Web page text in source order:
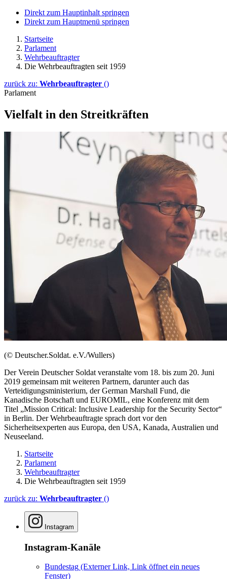
Direkt zum Hauptinhalt springen
Direkt zum Hauptmenü springen
Startseite
Parlament
Wehrbeauftragter
Die Wehrbeauftragten seit 1959
zurück zu: Wehrbeauftragter ()
Parlament
Vielfalt in den Streitkräften
(© Deutscher.Soldat. e.V./Wullers)
Der Verein Deutscher Soldat veranstalte vom 18. bis zum 20. Juni
2019 gemeinsam mit weiteren Partnern, darunter auch das
Verteidigungsministerium, derGerman Marshall Fund, die
Kanadische Botschaft und EUROMIL, eine Konferenz mit dem
Titel „Mission Critical: Inclusive Leadership for the Security Sector“
in Berlin. Der Wehrbeauftragte sprach dort vor den
Sicherheitsexperten aus Europa, den USA, Kanada, Australien und
Neuseeland.
Startseite
Parlament
Wehrbeauftragter
Die Wehrbeauftragten seit 1959
zurück zu: Wehrbeauftragter ()
Instagram
Instagram-Kanäle
Bundestag (Externer Link, Link öffnet ein neues
Fenster)